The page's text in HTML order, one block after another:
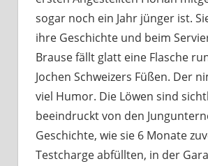
sogar noch ein Jahr jünger ist.
ihre Geschichte und beim
Brause fällt glatt eine Flasche
Jochen Schweizers Füßen. Der
viel Humor. Die Löwen sind
beeindruckt von den
Geschichte, wie sie 6 Monate
Testcharge abfüllten, in der